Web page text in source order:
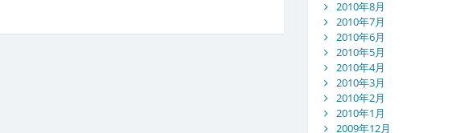
2010年8月
2010年7月
2010年6月
2010年5月
2010年4月
2010年3月
2010年2月
2010年1月
2009年12月